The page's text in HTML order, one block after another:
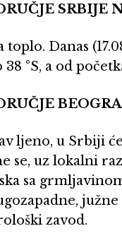
SRBIJE
Danas
38 °S, a od
ljeno, u Srbiji
se, uz lokalni
sa
južne
zavod.